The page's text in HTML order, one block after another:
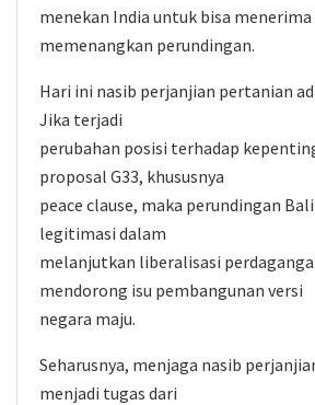
menekan India untuk bisa
memenangkan perundingan.
Hari ini nasib perjanjian pertanian
Jika terjadi
perubahan posisi terhadap
proposal G33, khususnya
peace clause, maka perundingan
legitimasi dalam
melanjutkan liberalisasi
mendorong isu pembangunan versi
negara maju.
Seharusnya, menjaga nasib
menjadi tugas dari